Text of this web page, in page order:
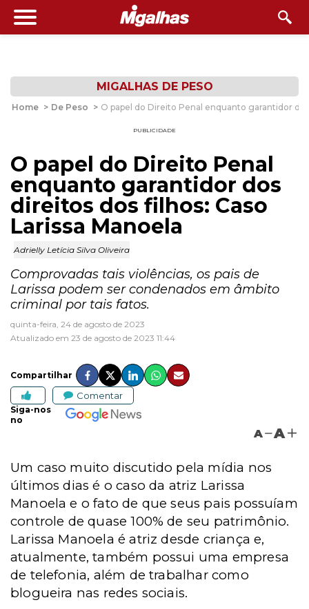
MIGALHAS DE PESO
Home > De Peso > O papel do Direito Penal enquanto garantidor
PUBLICIDADE
O papel do Direito Penal
enquanto garantidor dos
direitos dos filhos: Caso
Larissa Manoela
Adrielly Letícia Silva Oliveira
Comprovadas tais violências, os pais de
Larissa podem ser condenados em âmbito
criminal por tais fatos.
quinta-feira, 24 de agosto de 2023
Atualizado em 23 de agosto de 2023 11:44
Compartilhar
Comentar
Siga-nos
no
A A
Um caso muito discutido pela mídia nos
últimos dias é o caso da atriz Larissa
Manoela e o fato de que seus pais possuíam
controle de quase 100% de seu patrimônio.
Larissa Manoela é atriz desde criança e,
atualmente, também possui uma empresa
de telefonia, além de trabalhar como
blogueira nas redes sociais.